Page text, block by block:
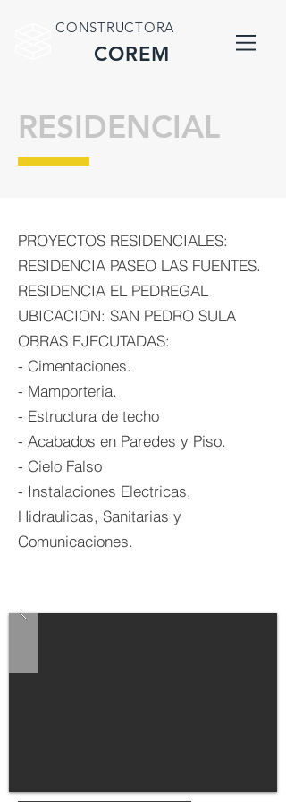
CONSTRUCTORA
COREM
PROYECTOS RESIDENCIALES:
RESIDENCIA PASEO LAS FUENTES.
RESIDENCIA EL PEDREGAL
UBICACION: SAN PEDRO SULA
OBRAS EJECUTADAS:
- Cimentaciones.
- Mamporteria.
- Estructura de techo
- Acabados en Paredes y Piso.
- Cielo Falso
- Instalaciones Electricas,
Hidraulicas, Sanitarias y
Comunicaciones.
RESIDENCIAL